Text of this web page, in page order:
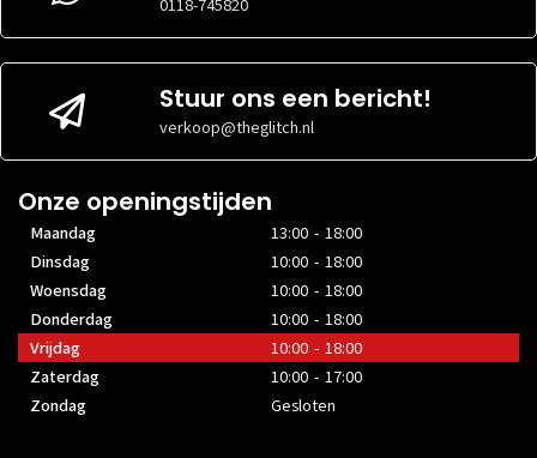
0118-745820
Stuur ons een bericht!
verkoop@theglitch.nl
Onze openingstijden
Maandag
13:00 - 18:00
Dinsdag
10:00 - 18:00
Woensdag
10:00 - 18:00
Donderdag
10:00 - 18:00
Vrijdag
10:00 - 18:00
Zaterdag
10:00 - 17:00
Zondag
Gesloten